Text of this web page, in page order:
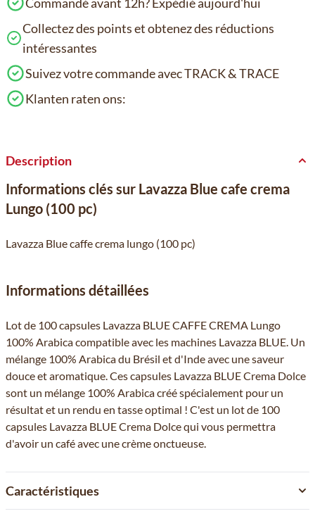
Collectez des points et obtenez des réductions
intéressantes
Suivez votre commande avec TRACK & TRACE
Klanten raten ons:
Description
Informations clés sur Lavazza Blue cafe crema
Lungo (100 pc)
Lavazza Blue caffe crema lungo (100 pc)
Informations détaillées
Lot de 100 capsules Lavazza BLUE CAFFE CREMA Lungo
100% Arabica compatible avec les machines Lavazza BLUE. Un
mélange 100% Arabica du Brésil et d'Inde avec une saveur
douce et aromatique. Ces capsules Lavazza BLUE Crema Dolce
sont un mélange 100% Arabica créé spécialement pour un
résultat et un rendu en tasse optimal ! C'est un lot de 100
capsules Lavazza BLUE Crema Dolce qui vous permettra
d'avoir un café avec une crème onctueuse.
Caractéristiques